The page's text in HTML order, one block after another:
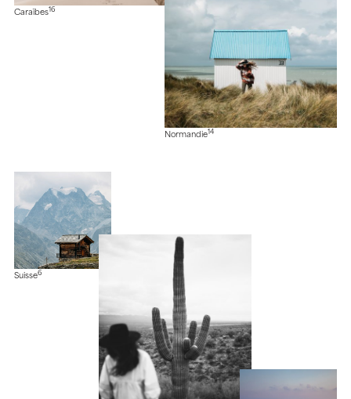
Caraïbes16
Normandie14
Suisse6